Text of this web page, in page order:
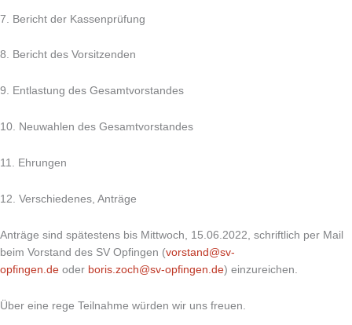
7. Bericht der Kassenprüfung
8. Bericht des Vorsitzenden
9. Entlastung des Gesamtvorstandes
10. Neuwahlen des Gesamtvorstandes
11. Ehrungen
12. Verschiedenes, Anträge
Anträge sind spätestens bis Mittwoch, 15.06.2022, schriftlich per Mail
beim Vorstand des SV Opfingen (vorstand@sv-
opfingen.de oder boris.zoch@sv-opfingen.de) einzureichen.
Über eine rege Teilnahme würden wir uns freuen.